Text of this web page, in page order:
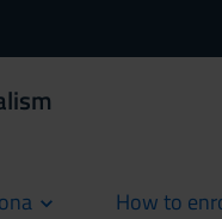
How to